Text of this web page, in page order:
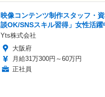
映像コンテンツ制作スタッフ・
談OK/SNSスキル習得」女性活躍
Yts株式会社
大阪府
月給31万300円～60万円
正社員